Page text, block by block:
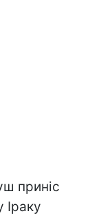
приніс
Іраку